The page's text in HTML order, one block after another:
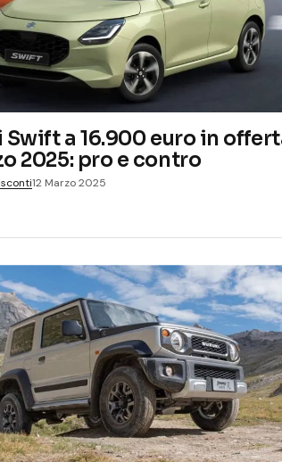
Swift a 16.900 euro in
2025: pro e contro
12 Marzo 2025